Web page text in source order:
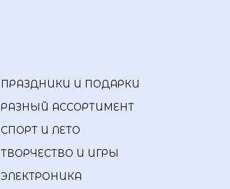
ПРАЗДНИКИ И ПОДАРКИ
РАЗНЫЙ АССОРТИМЕНТ
СПОРТ И ЛЕТО
ТВОРЧЕСТВО И ИГРЫ
ЭЛЕКТРОНИКА